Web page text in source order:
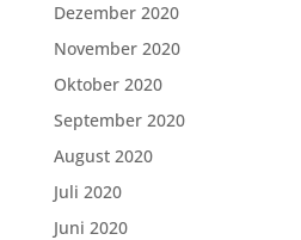
Dezember 2020
November 2020
Oktober 2020
September 2020
August 2020
Juli 2020
Juni 2020